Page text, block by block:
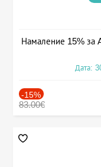
Намаление 15% за
Дата:
-15%
83.00€